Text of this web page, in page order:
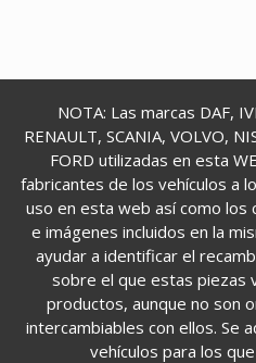
NOTA: Las marcas DAF,
RENAULT, SCANIA, VOLVO,
FORD utilizadas en esta
fabricantes de los vehículos a
uso en esta web así como los
e imágenes incluidos en la
ayudar a identificar el
sobre el que estas piezas
productos, aunque no son
intercambiables con ellos. Se
vehículos para los